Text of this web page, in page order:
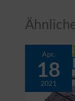
Apr.
18
2021